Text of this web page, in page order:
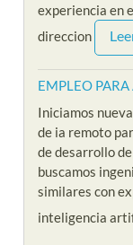
experiencia en
direccion
EMPLEO
Iniciamos
de ia remoto
de desarrollo
buscamos
similares con
inteligencia